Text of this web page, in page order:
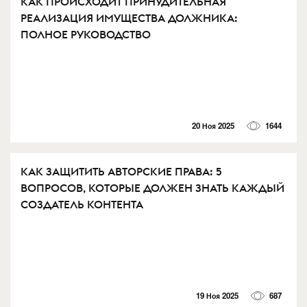
РЕАЛИЗАЦИЯ ИМУЩЕСТВА ДОЛЖНИКА:
ПОЛНОЕ РУКОВОДСТВО⁠⁠
20 Ноя 2025 1644
КАК ЗАЩИТИТЬ АВТОРСКИЕ ПРАВА: 5
ВОПРОСОВ, КОТОРЫЕ ДОЛЖЕН ЗНАТЬ КАЖДЫЙ
СОЗДАТЕЛЬ КОНТЕНТА⁠⁠
19 Ноя 2025 687